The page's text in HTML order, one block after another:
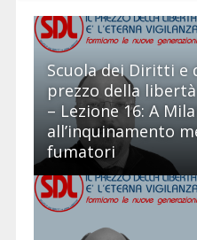
Scuola dei Diritti e
prezzo della
– Lezione 16: A
all’inquinamento
fumatori